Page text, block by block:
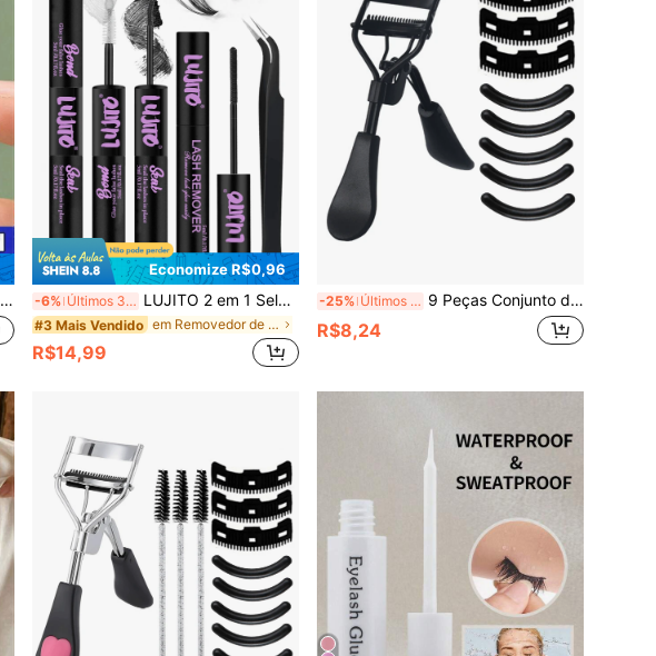
Economize R$0,96
-6% Últimos 3 dias LUJITO 2 em 1 Selante de Colagem de Cílios 10ml, Removedor, Pinça, Aplicador de Cílios, Fino de Longa Duração à Prova d'Água Anti-Queda, Inclui Manual de Instruções, Cola para Cílios em Tufo, Ferramentas para Cílios em Tufo, Ferramentas para Extensão de Cílios, Conjunto de Ferramentas para Cílios
#3 Mais Vendido em Removedor de cola Adesivos e colas para cílios
R$14,99
-25% Últimos 2 dias 9 Peças Conjunto de Encurvador de Cílios, Encurvador de Cílios de Aço Inoxidável Portátil com Pente, Preto, Aperte e Segure para Dar um Aspecto Natural aos Cílios, Maquiagem, Barato, Decoração de Quarto, Penteadeira, Viagem, Quarto, Acessórios de Maquiagem, Encurvador de Cílios, Barato, Enfeites de Meia, Maquiagem, Ferramentas de Maquiagem, Coisas Baratas, Presentes, Presentes para Mulheres, Presentes de Natal, Brindes, Viagem, Coisas Baratas, Essenciais de Viagem
R$8,24